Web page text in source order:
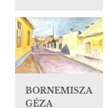
BORNEMISZA
GÉZA